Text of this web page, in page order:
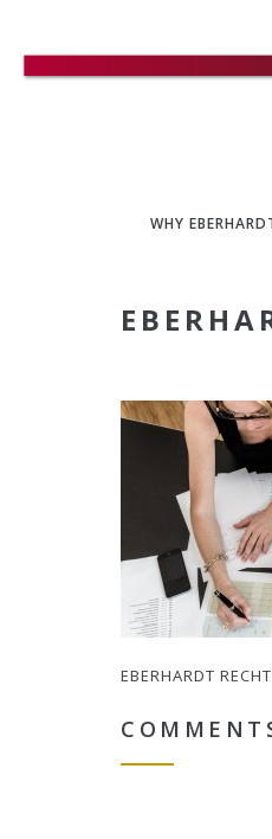
WHY
EBERHARDT